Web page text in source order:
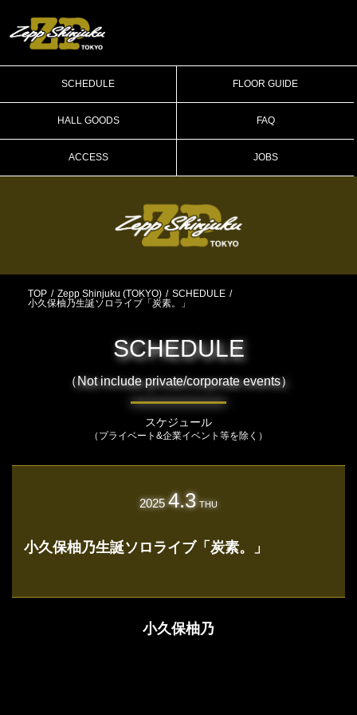
SCHEDULE FLOOR GUIDE
HALL GOODS FAQ
ACCESS JOBS
TOP Zepp Shinjuku (TOKYO)
SCHEDULE
⼩久保柚乃⽣誕ソロライブ「炭素。」
SCHEDULE
（Not include private/corporate events）
スケジュール
（プライベート&企業イベント等を除く）
2025 4.3 THU
⼩久保柚乃⽣誕ソロライブ「炭素。」
小久保柚乃